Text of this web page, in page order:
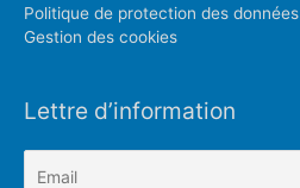
Politique de protection des données
Gestion des cookies
Lettre d’information